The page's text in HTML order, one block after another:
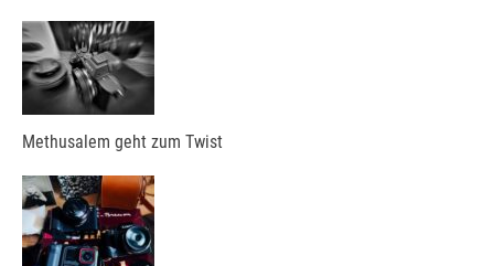
Methusalem geht zum Twist